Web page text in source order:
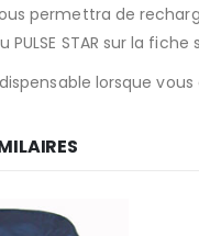
permettra de
PULSE STAR sur la
lorsque